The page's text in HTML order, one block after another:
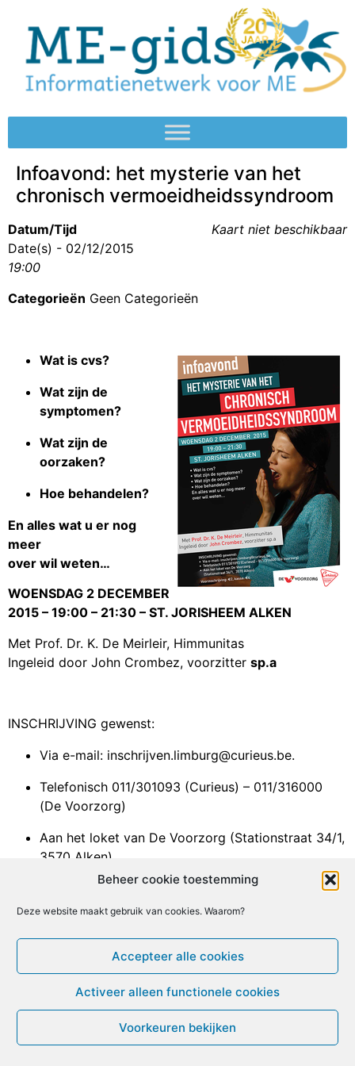
Beheer cookie toestemming
Deze website maakt gebruik van cookies. Waarom?
Accepteer alle cookies
Activeer alleen functionele cookies
Voorkeuren bekijken
Infoavond: het mysterie van het
chronisch vermoeidheidssyndroom
Kaart niet beschikbaar
Datum/Tijd
Date(s) - 02/12/2015
19:00
Categorieën Geen Categorieën
Wat is cvs?
Wat zijn de
symptomen?
Wat zijn de
oorzaken?
Hoe behandelen?
En alles wat u er nog
meer
over wil weten…
WOENSDAG 2 DECEMBER
2015 – 19:00 – 21:30 – ST. JORISHEEM ALKEN
Met Prof. Dr. K. De Meirleir, Himmunitas
Ingeleid door John Crombez, voorzitter sp.a
INSCHRIJVING gewenst:
Via e-mail: inschrijven.limburg@curieus.be.
Telefonisch 011/301093 (Curieus) – 011/316000
(De Voorzorg)
Aan het loket van De Voorzorg (Stationstraat 34/1,
3570 Alken)
Voorinschrijving: €2, kassa: €4
Facebook
X EmailPrintLinkedIn
Geef een reactie
ingelogd zijn opom een reactie te plaatsen.
© ME-gids.net 2005 – 2026 Migratie/Update website
Dirk Ghijs